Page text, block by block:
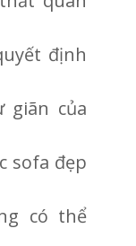
định
giãn của
sofa đẹp
có thể